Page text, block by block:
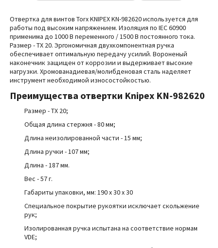
Отвертка для винтов Torx KNIPEX KN-982620 используется для
работы под высоким напряжением. Изоляция по IEC 60900
применима до 1000 В переменного / 1500 В постоянного тока.
Размер - TX 20. Эргономичная двухкомпонентная ручка
обеспечивает оптимальную передачу усилий. Вороненый
наконечник защищен от коррозии и выдерживает высокие
нагрузки. Хромованадиевая/молибденовая сталь наделяет
инструмент необходимой износостойкостью.
Преимущества отвертки Knipex KN-982620
Размер - TX 20;
Общая длина стержня - 80 мм;
Длина неизолированной части - 15 мм;
Длина ручки - 107 мм;
Длина - 187 мм.
Вес - 57 г.
Габариты упаковки, мм: 190 x 30 x 30
Специальное покрытие рукоятки исключает скольжение
рук;
Изолированная ручка испытана на соответствие нормам
VDE;